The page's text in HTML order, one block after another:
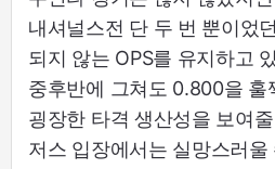
내셔널스전 단 두 번 뿐이었
되지 않는 OPS를 유지하고
중후반에 그쳐도 0.800을 훌
굉장한 타격 생산성을 보여
저스 입장에서는 실망스러